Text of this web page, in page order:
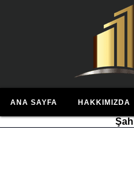
ANA SAYFA HAKKIMIZDA